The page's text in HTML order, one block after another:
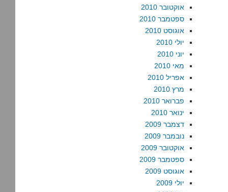
אוקטובר 2010
ספטמבר 2010
אוגוסט 2010
יולי 2010
יוני 2010
מאי 2010
אפריל 2010
מרץ 2010
פברואר 2010
ינואר 2010
דצמבר 2009
נובמבר 2009
אוקטובר 2009
ספטמבר 2009
אוגוסט 2009
יולי 2009